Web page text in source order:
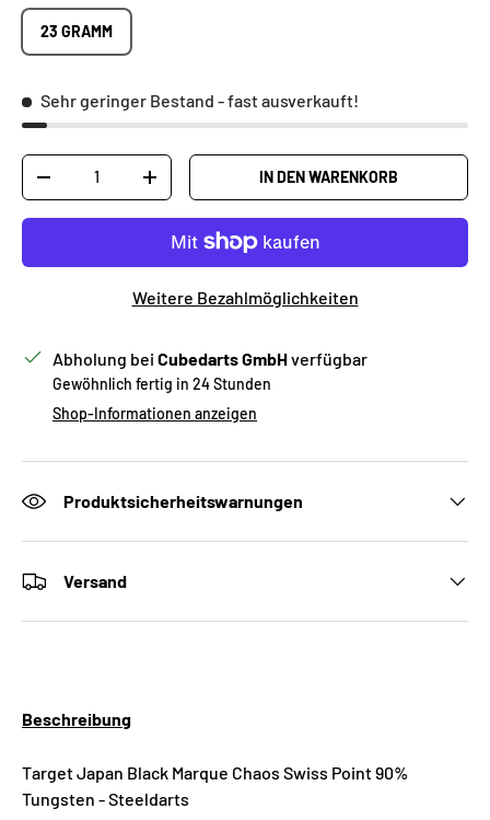
23 GRAMM
Sehr geringer Bestand - fast ausverkauft!
Anzahl
MENGE VERRINGERNMENGE ERHÖHENIN DEN WARENKORB
Weitere Bezahlmöglichkeiten
Abholung bei Cubedarts GmbHverfügbar
Gewöhnlich fertig in 24 Stunden
Shop-Informationen anzeigen
Produktsicherheitswarnungen
Versand
Beschreibung
Target Japan Black Marque Chaos Swiss Point 90%
Tungsten - Steeldarts